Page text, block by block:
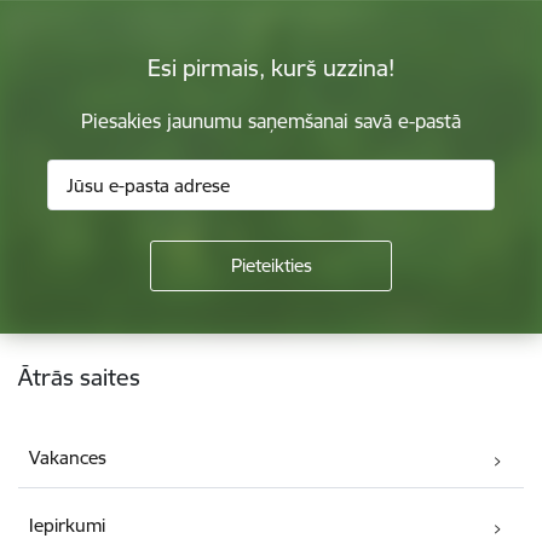
Esi pirmais, kurš uzzina!
Piesakies jaunumu saņemšanai savā e-pastā
Kājene
Ātrās saites
Vakances
Iepirkumi